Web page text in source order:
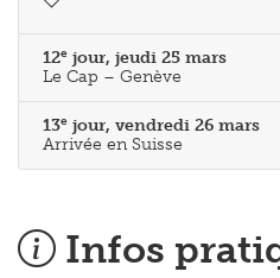
13 jour, vendredi 26 mars
Arrivée en Suisse
Infos
Prestations